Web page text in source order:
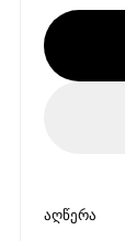
აღწერა